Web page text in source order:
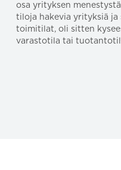
osa yrityksen
tiloja hakevia yrityksiä
toimitilat, oli sitten
varastotila tai